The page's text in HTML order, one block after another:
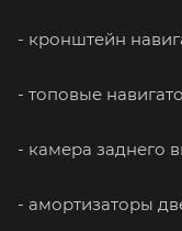
- кронштейн
- топовые
- камера заднего
- амортизаторы